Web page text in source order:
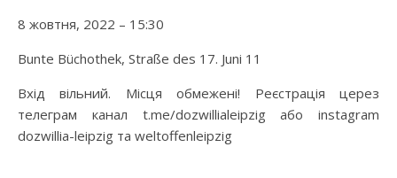
8 жовтня, 2022 – 15:30
Bunte Büchothek, Straße des 17. Juni 11
Вхід вільний. Місця обмежені! Реєстрація церез
телеграм канал t.me/dozwillialeipzig або instagram
dozwillia-leipzig та weltoffenleipzig